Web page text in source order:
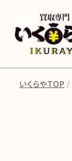
いくらやTOP